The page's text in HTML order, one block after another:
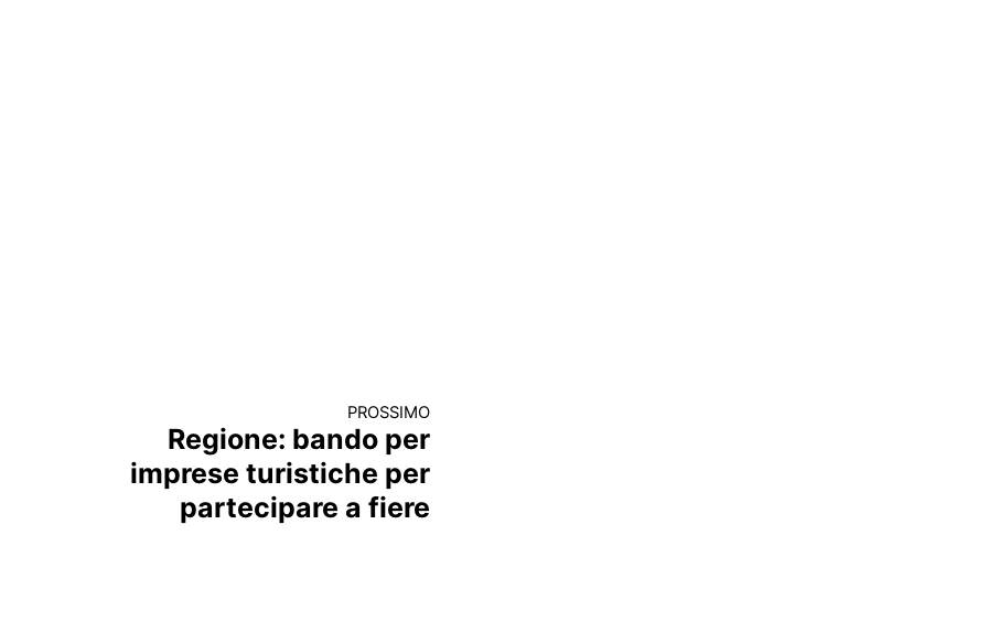
PROSSIMO
Regione: bando per
imprese turistiche per
partecipare a fiere